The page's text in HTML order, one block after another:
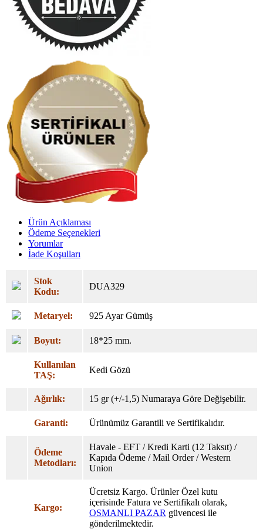
Ürün Açıklaması
Ödeme Seçenekleri
Yorumlar
İade Koşulları
Stok
Kodu:
DUA329
Metaryel: 925 Ayar Gümüş
Boyut: 18*25 mm.
Kullanılan
TAŞ:
Kedi Gözü
Ağırlık: 15 gr (+/-1,5) Numaraya Göre Değişebilir.
Garanti: Ürünümüz Garantili ve Sertifikalıdır.
Ödeme
Metodları:
Havale - EFT / Kredi Karti (12 Taksıt) /
Kapıda Ödeme / Mail Order / Western
Union
Kargo:
Ücretsiz Kargo. Ürünler Özel kutu
içerisinde Fatura ve Sertifikalı olarak,
OSMANLI PAZAR güvencesi ile
gönderilmektedir.